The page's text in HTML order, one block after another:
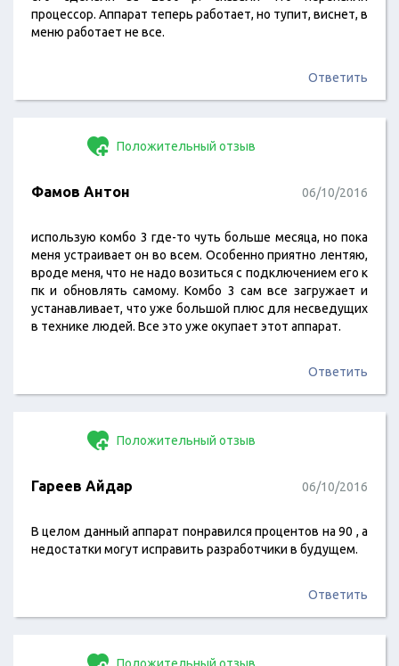
процессор. Аппарат теперь работает, но тупит, виснет, в
меню работает не все.
Ответить
Положительный отзыв
Фамов Антон 06/10/2016
использую комбо 3 где-то чуть больше месяца, но пока
меня устраивает он во всем. Особенно приятно лентяю,
вроде меня, что не надо возиться с подключением его к
пк и обновлять самому. Комбо 3 сам все загружает и
устанавливает, что уже большой плюс для несведущих
в технике людей. Все это уже окупает этот аппарат.
Ответить
Положительный отзыв
Гареев Айдар 06/10/2016
В целом данный аппарат понравился процентов на 90 , а
недостатки могут исправить разработчики в будущем.
Ответить